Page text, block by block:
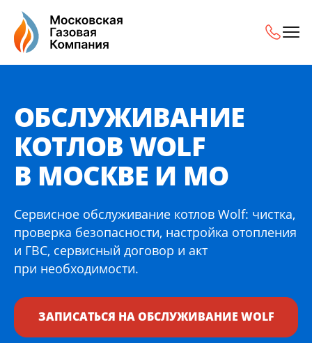
ОБСЛУЖИВАНИЕ
КОТЛОВ WOLF
В МОСКВЕ И МО
Сервисное обслуживание котлов Wolf: чистка,
проверка безопасности, настройка отопления
и ГВС, сервисный договор и акт
при необходимости.
ЗАПИСАТЬСЯ НА ОБСЛУЖИВАНИЕ WOLF